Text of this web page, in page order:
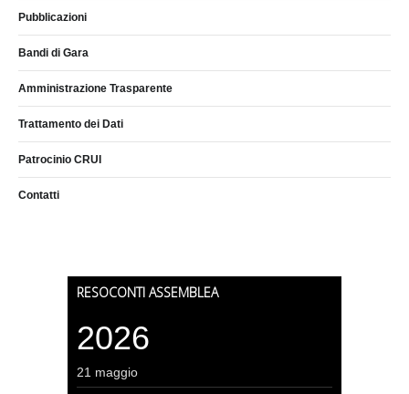
Pubblicazioni
Bandi di Gara
Amministrazione Trasparente
Trattamento dei Dati
Patrocinio CRUI
Contatti
RESOCONTI ASSEMBLEA
2026
21 maggio